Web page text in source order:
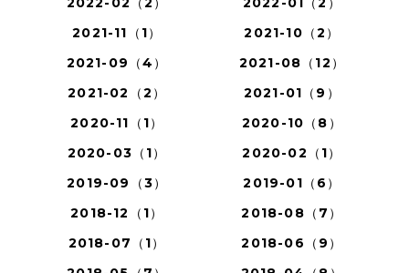
2021-11（1）
2021-10（2）
2021-09（4）
2021-08（12）
2021-02（2）
2021-01（9）
2020-11（1）
2020-10（8）
2020-03（1）
2020-02（1）
2019-09（3）
2019-01（6）
2018-12（1）
2018-08（7）
2018-07（1）
2018-06（9）